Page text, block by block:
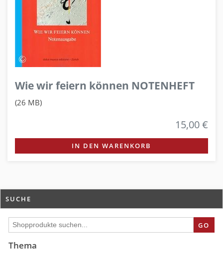
Wie wir feiern können NOTENHEFT
(26 MB)
15,00 €
IN DEN WARENKORB
SUCHE
GO
Thema